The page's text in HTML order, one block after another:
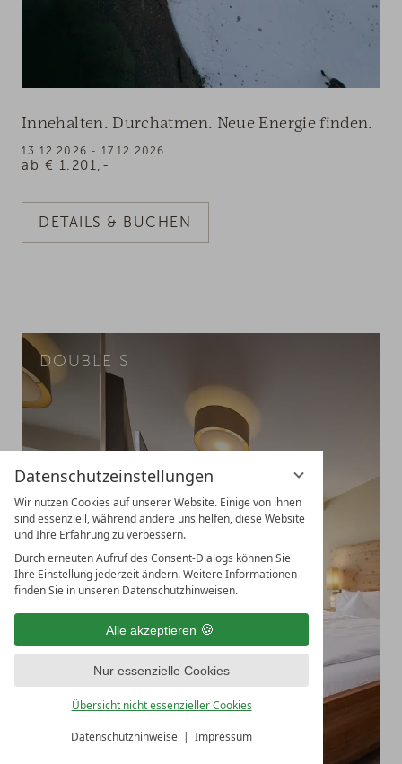
Datenschutzeinstellungen
Wir nutzen Cookies auf unserer Website. Einige von ihnen
sind essenziell, während andere uns helfen, diese Website
und Ihre Erfahrung zu verbessern.
Durch erneuten Aufruf des Consent-Dialogs können Sie
Ihre Einstellung jederzeit ändern. Weitere Informationen
finden Sie in unseren Datenschutzhinweisen.
Alle akzeptieren
Nur essenzielle Cookies
Übersicht nicht essenzieller Cookies
Datenschutzhinweise Impressum
Innehalten. Durchatmen. Neue Energie finden.
ab € 1.201,-
13.12.2026 - 17.12.2026
DETAILS & BUCHEN
DOUBLE S